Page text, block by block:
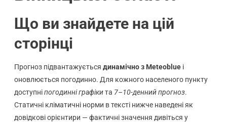
Що ви знайдете на цій
сторінці
Прогноз підвантажується динамічно з Meteoblueі
оновлюється погодинно. Для кожного населеного пункту
доступніпогодинні графікита 7–10-денний прогноз.
Статичні кліматичні норми в тексті нижче наведені як
довідкові орієнтири — фактичні значення дивіться у